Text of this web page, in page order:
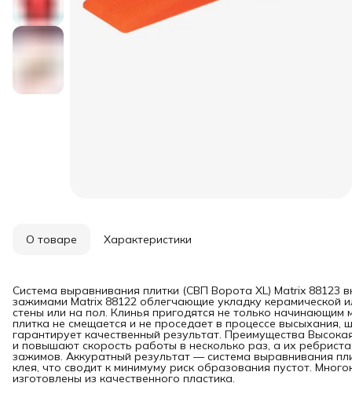
О товаре Характеристики
Система выравнивания плитки (СВП Ворота XL) Matrix 88123
зажимами Matrix 88122 облегчающие укладку керамической
стены или на пол. Клинья пригодятся не только
плитка не смещается и не проседает в процессе
гарантирует качественный результат. Преимущества
и повышают скорость работы в несколько раз, а их
зажимов. Аккуратный результат — система выравнивания
клея, что сводит к минимуму риск образования пустот.
изготовлены из качественного пластика.